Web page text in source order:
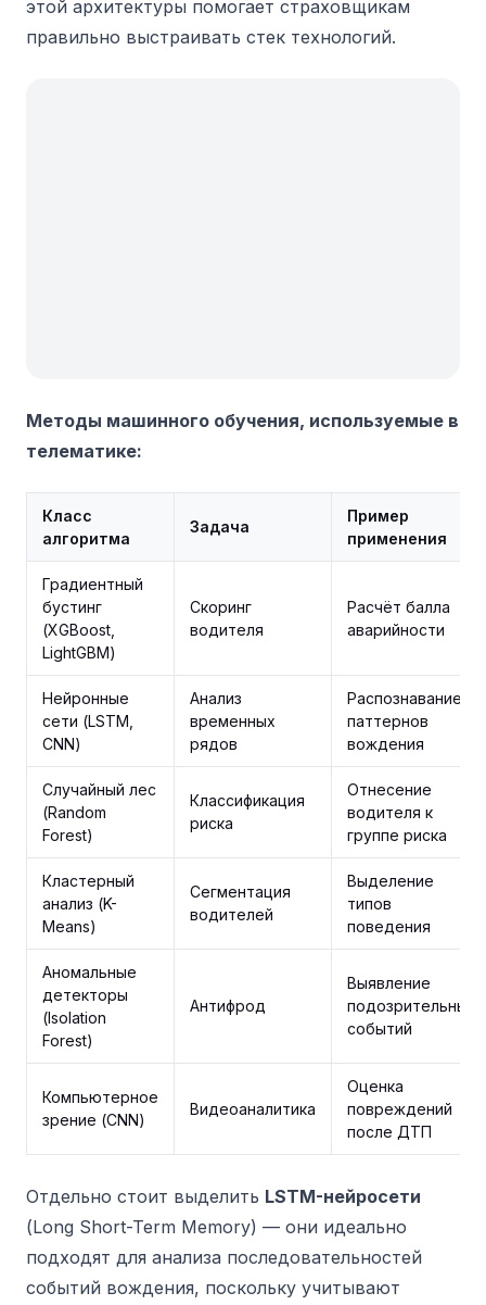
этой архитектуры помогает страховщикам
правильно выстраивать стек технологий.
Методы машинного обучения, используемые в
телематике:
Класс
алгоритма
Задача
Пример
применения
Градиентный
бустинг
(XGBoost,
LightGBM)
Скоринг
водителя
Расчёт балла
аварийности
Нейронные
сети (LSTM,
CNN)
Анализ
временных
рядов
Распознавание
паттернов
вождения
Случайный лес
(Random
Forest)
Классификация
риска
Отнесение
водителя к
группе риска
Кластерный
анализ (K-
Means)
Сегментация
водителей
Выделение
типов
поведения
Аномальные
детекторы
(Isolation
Forest)
Антифрод
Выявление
подозрительных
событий
Компьютерное
зрение (CNN)
Видеоаналитика
Оценка
повреждений
после ДТП
Отдельно стоит выделить LSTM-нейросети
(Long Short-Term Memory) — они идеально
подходят для анализа последовательностей
событий вождения, поскольку учитывают